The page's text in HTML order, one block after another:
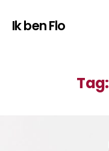
Ik ben Flo
Tag: